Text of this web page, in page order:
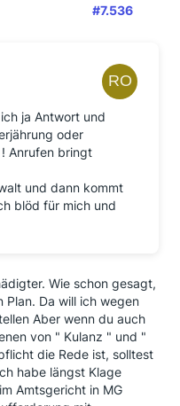
#7.536
ja Antwort und
oder
Anrufen bringt
und dann kommt
blöd für mich und
Wie schon gesagt,
Da will ich wegen
Aber wenn du auch
von " Kulanz " und "
die Rede ist, solltest
habe längst Klage
Amtsgericht in MG